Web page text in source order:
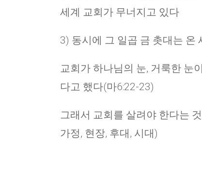
세계 교회가 무너지고 있다
3) 동시에 그 일곱 금 촛대는 온
교회가 하나님의 눈, 거룩한 눈
다고 했다(마6:22-23)
그래서 교회를 살려야 한다는
가정, 현장, 후대, 시대)